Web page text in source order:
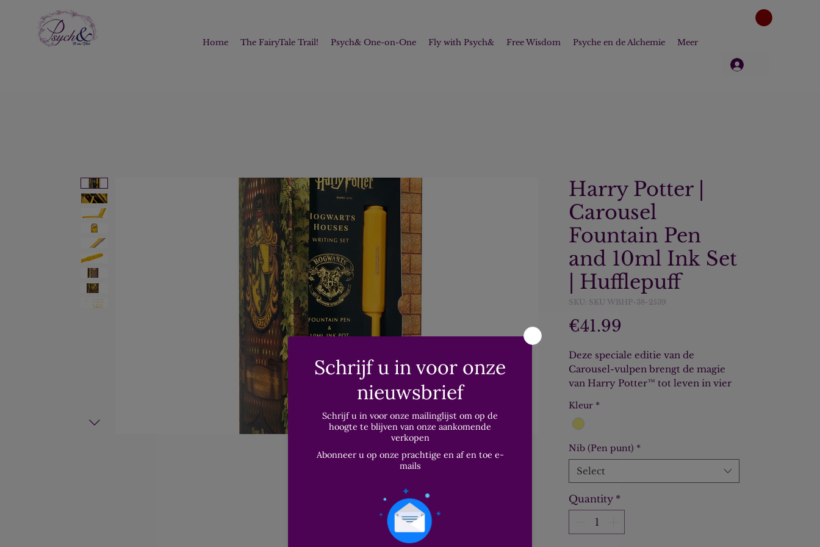
Home The FairyTale Trail! Psych& One-on-One Fly with Psych& Free Wisdom Psyche en de Alchemie Meer
Harry Potter |
Carousel
Fountain Pen
and 10ml Ink Set
| Hufflepuff
SKU: SKU WBHP-38-2539
€41.99
Deze speciale editie van de
Carousel-vulpen brengt de magie
van Harry Potter™ tot leven in vier
eerbetoon zijn.
hoogwaardige vergulde stalen
penpunt nr. 5 met het Hogwarts™-
wapen in schitterend goud, en is
toegankelijk maar toch verfijnd:
perfect voor het bijhouden van een
dagboek, schetsen en brieven
schrijven naar Dreuzels.
Kleur *
Nib (Pen punt) *
Select
Quantity *